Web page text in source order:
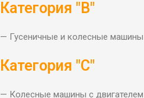
Категория "В"
— Гусеничные и колесные
Категория "С"
— Колесные машины с